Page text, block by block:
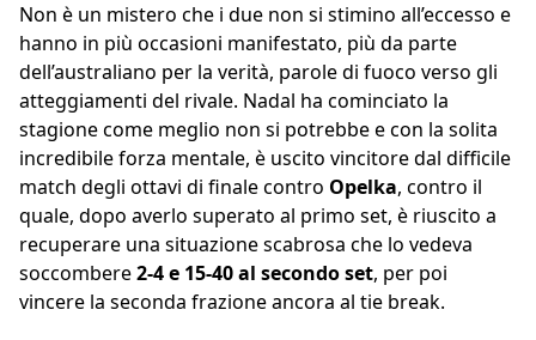
Non è un mistero che i due non si stimino all’eccesso e
hanno in più occasioni manifestato, più da parte
dell’australiano per la verità, parole di fuoco verso gli
atteggiamenti del rivale. Nadal ha cominciato la
stagione come meglio non si potrebbe e con la solita
incredibile forza mentale, è uscito vincitore dal difficile
match degli ottavi di finale contro Opelka, contro il
quale, dopo averlo superato al primo set, è riuscito a
recuperare una situazione scabrosa che lo vedeva
soccombere2-4 e 15-40 al secondo set, per poi
vincere la seconda frazione ancora al tie break.